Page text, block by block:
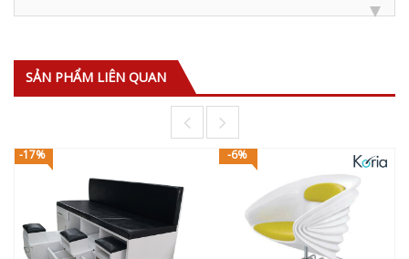
SẢN PHẨM LIÊN QUAN
-17% -6%